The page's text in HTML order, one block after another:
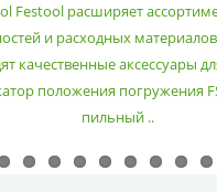
Festool расширяет
и расходных
качественные аксессуары
положения погружения
пильный ..